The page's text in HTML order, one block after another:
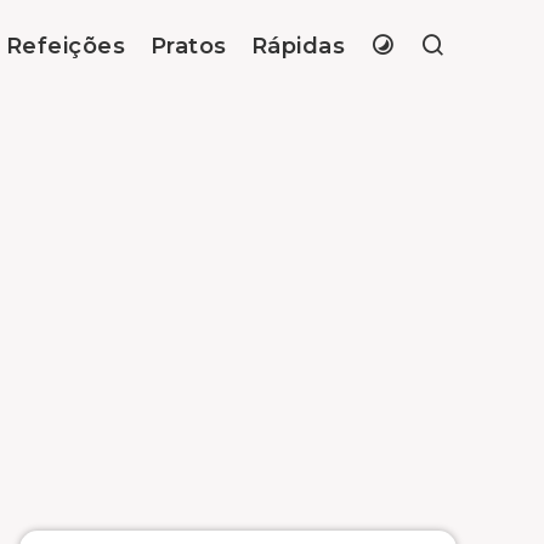
Refeições Pratos Rápidas